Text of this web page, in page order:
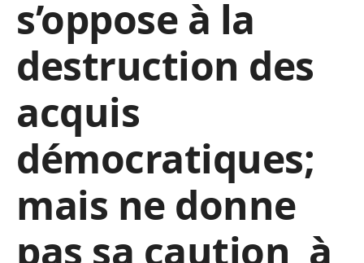
s’oppose à la
destruction des
acquis
démocratiques;
mais ne donne
pas sa caution à